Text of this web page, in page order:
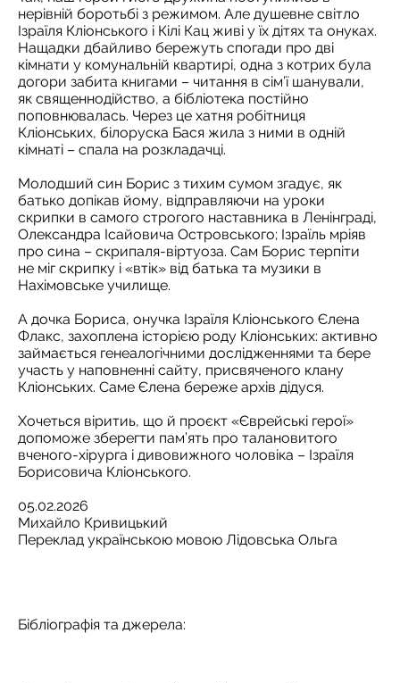
нерівній боротьбі з режимом. Але душевне світло
Ізраїля Кліонського і Кілі Кац живі у їх дітях та онуках.
Нащадки дбайливо бережуть спогади про дві
кімнати у комунальній квартирі, одна з котрих була
догори забита книгами – читання в сім’ї шанували,
як священнодійство, а бібліотека постійно
поповнювалась. Через це хатня робітниця
Кліонських, білоруска Бася жила з ними в одній
кімнаті – спала на розкладачці.
Молодший син Борис з тихим сумом згадує, як
батько допікав йому, відправляючи на уроки
скрипки в самого строгого наставника в Ленінграді,
Олександра Ісайовича Островського; Ізраїль мріяв
про сина – скрипаля-віртуоза. Сам Борис терпіти
не міг скрипку і «втік» від батька та музики в
Нахімовське училище.
А дочка Бориса, онучка Ізраїля Кліонського Єлена
Флакс, захоплена історією роду Кліонських: активно
займається генеалогічними дослідженнями та бере
участь у наповненні сайту, присвяченого клану
Кліонських. Саме Єлена береже архів дідуся.
Хочеться віритиь, що й проєкт «Єврейські герої»
допоможе зберегти пам’ять про талановитого
вченого-хірурга і дивовижного чоловіка – Ізраїля
Борисовича Кліонського.
05.02.2026
Михайло Кривицький
Переклад українською мовою Лідовська Ольга
Бібліографія та джерела: